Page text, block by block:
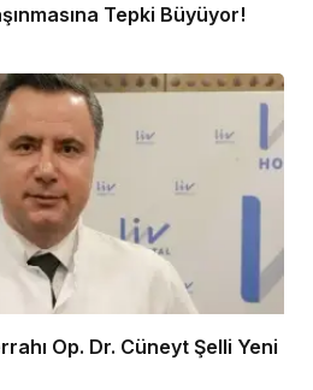
Tepki Büyüyor!
Op. Dr. Cüneyt Şelli Yeni